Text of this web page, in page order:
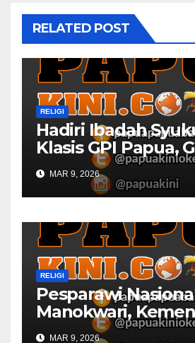
RELATED POST
RELIGI
Hadiri Ibadah
Klasis GPI Papua,
Papua Barat
Gereja
MAR 9, 2026
RELIGI
Pesparawi
Manokwari,
Sediakan Dua
MAR 9, 2026